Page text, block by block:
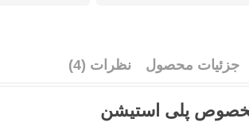
جزئیات محصول نظرات (4)